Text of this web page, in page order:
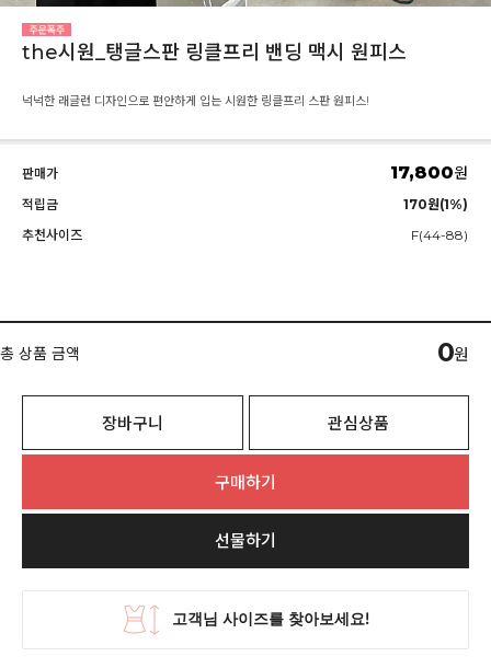
the시원_탱글스판 링클프리 밴딩 맥시 원피스
넉넉한 래글런 디자인으로 편안하게 입는 시원한 링클프리 스판 원피스!
판매가 17,800원
적립금
170원(1%)
추천사이즈
F(44-88)
총 상품 금액 0원
장바구니 관심상품
구매하기
선물하기